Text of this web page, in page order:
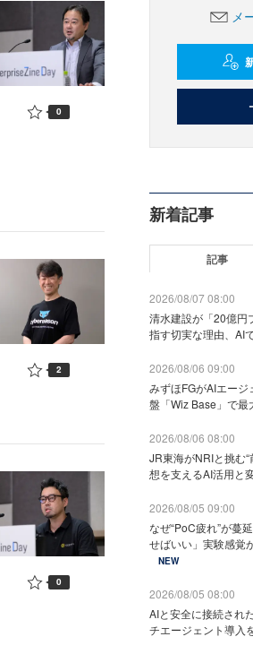
0
2
0
メ
新着記事
記事
2026/08/07 08:00
清水建設が「20億円
指す切実な理由、AI
2026/08/06 09:00
みずほFGがAIエー
盤「Wiz Base」で
2026/08/06 08:00
JR東海がNRIと挑む
想を支えるAI活用と
2026/08/05 09:00
なぜ“PoC疲れ”が蔓
せばいい」実験感覚
NEW
2026/08/05 08:00
AIと安全に接続され
チエージェント導入